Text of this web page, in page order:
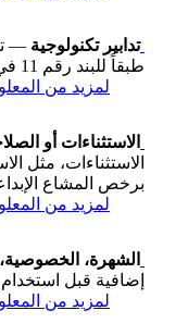
تدابير تكنولوجية —
طبقاً للبند رقم 11 في معاهدة WIPO لحقوق الملكية الفكرية.
لمزيد من
الاستثناءات أو
الاستثناءات، مثل
برخص المشاع
لمزيد من
الشهرة،
إضافية قبل
لمزيد من